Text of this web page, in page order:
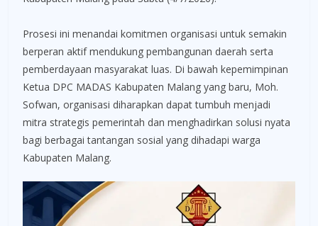
Prosesi ini menandai komitmen organisasi untuk semakin
berperan aktif mendukung pembangunan daerah serta
pemberdayaan masyarakat luas. Di bawah kepemimpinan
Ketua DPC MADAS Kabupaten Malang yang baru, Moh.
Sofwan, organisasi diharapkan dapat tumbuh menjadi
mitra strategis pemerintah dan menghadirkan solusi nyata
bagi berbagai tantangan sosial yang dihadapi warga
Kabupaten Malang.